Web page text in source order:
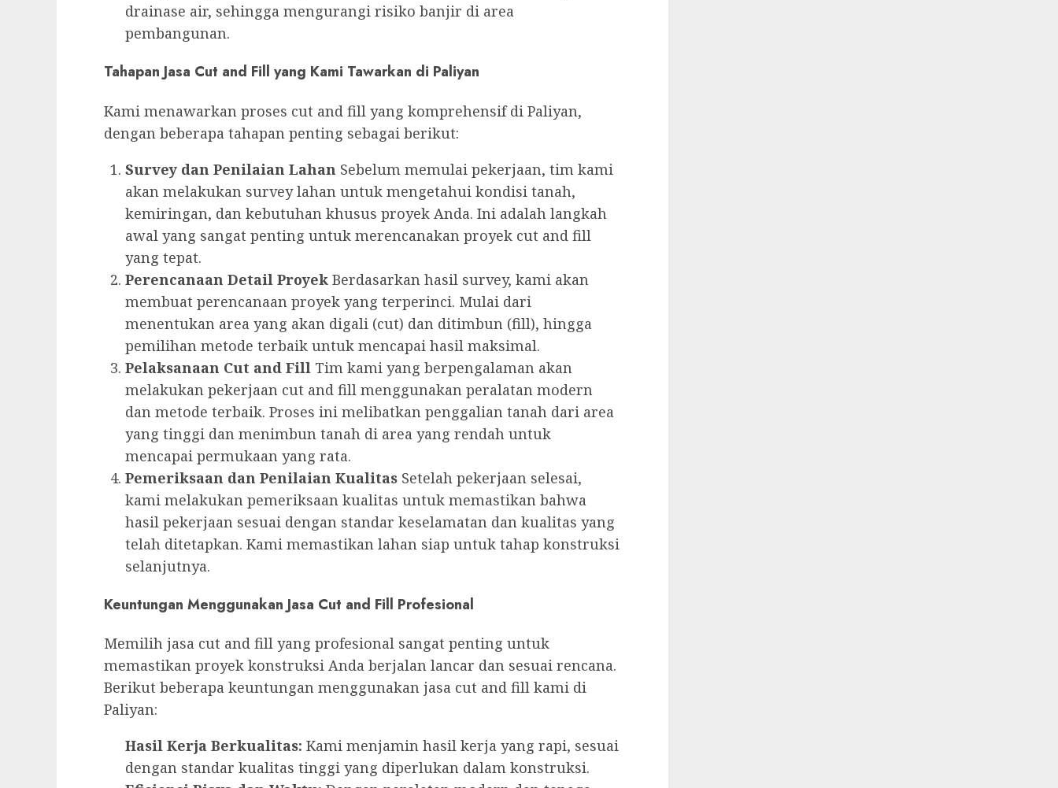
drainase air, sehingga mengurangi risiko banjir di area
pembangunan.
Tahapan Jasa Cut and Fill yang Kami Tawarkan di Paliyan
Kami menawarkan proses cut and fill yang komprehensif di Paliyan,
dengan beberapa tahapan penting sebagai berikut:
Survey dan Penilaian Lahan Sebelum memulai pekerjaan, tim kami
akan melakukan survey lahan untuk mengetahui kondisi tanah,
kemiringan, dan kebutuhan khusus proyek Anda. Ini adalah langkah
awal yang sangat penting untuk merencanakan proyek cut and fill
yang tepat.
Perencanaan Detail Proyek Berdasarkan hasil survey, kami akan
membuat perencanaan proyek yang terperinci. Mulai dari
menentukan area yang akan digali (cut) dan ditimbun (fill), hingga
pemilihan metode terbaik untuk mencapai hasil maksimal.
Pelaksanaan Cut and Fill Tim kami yang berpengalaman akan
melakukan pekerjaan cut and fill menggunakan peralatan modern
dan metode terbaik. Proses ini melibatkan penggalian tanah dari area
yang tinggi dan menimbun tanah di area yang rendah untuk
mencapai permukaan yang rata.
Pemeriksaan dan Penilaian Kualitas Setelah pekerjaan selesai,
kami melakukan pemeriksaan kualitas untuk memastikan bahwa
hasil pekerjaan sesuai dengan standar keselamatan dan kualitas yang
telah ditetapkan. Kami memastikan lahan siap untuk tahap konstruksi
selanjutnya.
Keuntungan Menggunakan Jasa Cut and Fill Profesional
Memilih jasa cut and fill yang profesional sangat penting untuk
memastikan proyek konstruksi Anda berjalan lancar dan sesuai rencana.
Berikut beberapa keuntungan menggunakan jasa cut and fill kami di
Paliyan:
Hasil Kerja Berkualitas: Kami menjamin hasil kerja yang rapi, sesuai
dengan standar kualitas tinggi yang diperlukan dalam konstruksi.